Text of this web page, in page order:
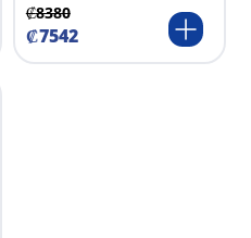
₡8380
₡7542